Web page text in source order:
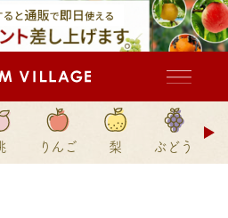
りんご 梨 ぶどう ド